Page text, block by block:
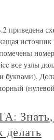
приведена
все узлы
буквами).
Знать,
делать